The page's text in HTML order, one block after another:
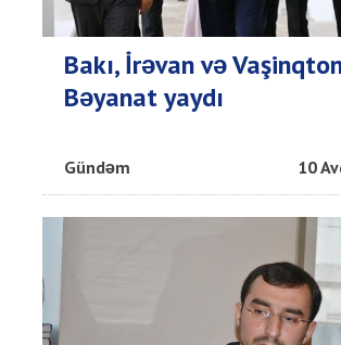
Bakı, İrəvan və
Bəyanat yaydı
Gündəm 10